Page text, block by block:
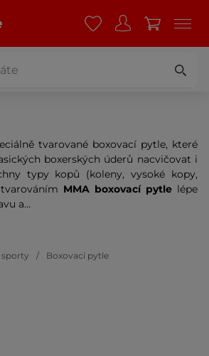
tvarované boxovací pytle, které
boxerských úderů nacvičovat i
typy kopů (koleny, vysoké kopy,
MMA boxovací pytle lépe
a...
sporty Boxovací pytle